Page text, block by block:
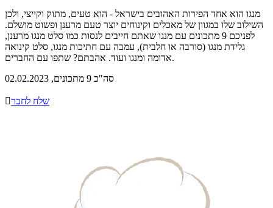
מנגו הוא אחד הפירות האהובים בישראל - הוא טעים, מתוק וקייצי, ולכן
השילוב שלו במגוון של מאכלים וקינוחים יוצר טעם מרענן ופשוט מושלם.
לפניכם 9 מתכונים עם מנגו שאתם חייבים לנסות כמו סלט מנגו מרענן,
גלידת מנגו (סורבה או חלבית), עמבה עם חתיכות מנגו, סלט קינואה
אדומה ומנגו ועוד. אהבתם? שתפו עם החברים.
סה"כ 9 מתכונים, 02.02.2023
שלח לחבר